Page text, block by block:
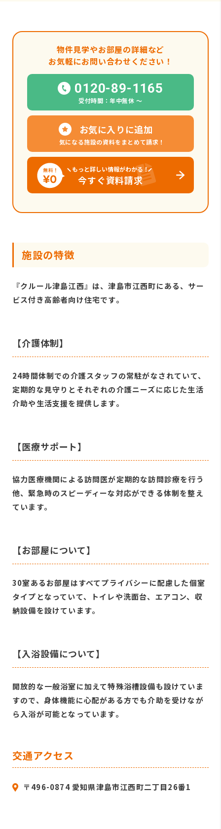
物件見学やお部屋の詳細など
お気軽にお問い合わせください！
0120-89-1165
受付時間：年中無休 〜
お気に入りに追加
気になる施設の資料をまとめて請求！
もっと詳しい情報がわかる！
今すぐ資料請求
施設の特徴
『クルール津島江西』は、津島市江西町にある、サー
ビス付き高齢者向け住宅です。
【介護体制】
24時間体制での介護スタッフの常駐がなされていて、
定期的な見守りとそれぞれの介護ニーズに応じた生活
介助や生活支援を提供します。
【医療サポート】
協力医療機関による訪問医が定期的な訪問診療を行う
他、緊急時のスピーディーな対応ができる体制を整え
ています。
【お部屋について】
30室あるお部屋はすべてプライバシーに配慮した個室
タイプとなっていて、トイレや洗面台、エアコン、収
納設備を設けています。
【入浴設備について】
開放的な一般浴室に加えて特殊浴槽設備も設けていま
すので、身体機能に心配がある方でも介助を受けなが
ら入浴が可能となっています。
交通アクセス
〒496-0874 愛知県津島市江西町二丁目26番1